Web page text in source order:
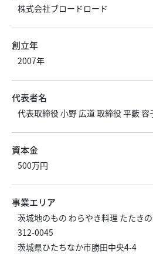
株式会社ブロードロード
創立年
2007年
代表者名
代表取締役 小野 広道 取締役 平藪 容
資本金
500万円
事業エリア
茨城地のもの わらやき料理 たたき
312-0045
茨城県ひたちなか市勝田中央4-4